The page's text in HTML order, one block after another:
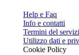
Help e Faq
Info e contatti
Termini del
Utilizzo dati e
Cookie Policy